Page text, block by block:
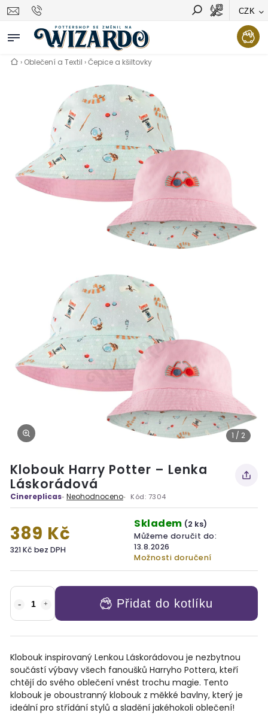
CZK
Vyhledávání Hledat
› Oblečení a Textil ›Čepice a kšiltovky
1 / 2
Klobouk Harry Potter – Lenka
Láskorádová
Cinereplicas Neohodnoceno Kód: 7304
389 Kč
321 Kč bez DPH
Skladem (2 ks)
Můžeme doručit do:
13.8.2026
Možnosti doručení
Přidat do kotlíku
Klobouk inspirovaný Lenkou Láskorádovou je nezbytnou
součástí výbavy všech fanoušků Harryho Pottera, kteří
chtějí do svého oblečení vnést trochu magie. Tento
klobouk je oboustranný klobouk z měkké bavlny, který je
ideální pro střídání stylů a sladění jakéhokoli oblečení!